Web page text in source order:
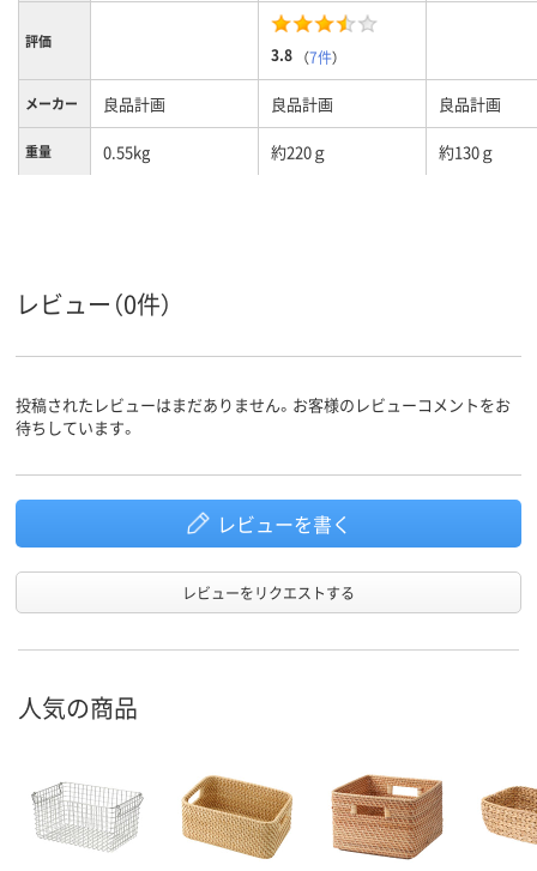
評価
3.8 （7件）
メーカー 良品計画 良品計画 良品計画
重量 0.55kg 約220ｇ 約130ｇ
レビュー（0件）
投稿されたレビューはまだありません。お客様のレビューコメントをお
待ちしています。
レビューを書く
レビューをリクエストする
人気の商品